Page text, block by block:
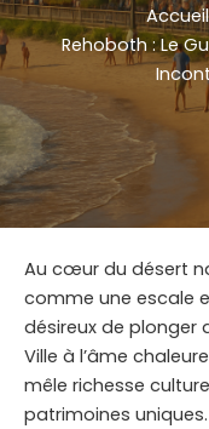
Accueil
Rehoboth : Le
Au cœur du désert
comme une escale
désireux de plonger
Ville à l’âme
mêle richesse
patrimoines